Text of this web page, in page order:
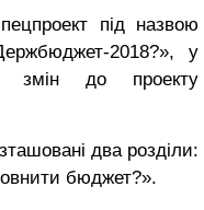
під назвою
2018?», у
змін до проекту
два розділи:
бюджет?».